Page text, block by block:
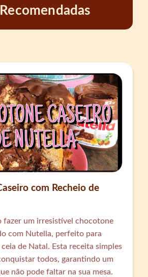
com Recheio de
fazer um irresistível chocotone
com Nutella, perfeito para
de Natal. Esta receita simples
todos, garantindo um
não pode faltar na sua mesa.